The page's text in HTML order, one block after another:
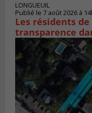
LONGUEUIL
Publié le 7 août 2026 à
Les résidents
transparence